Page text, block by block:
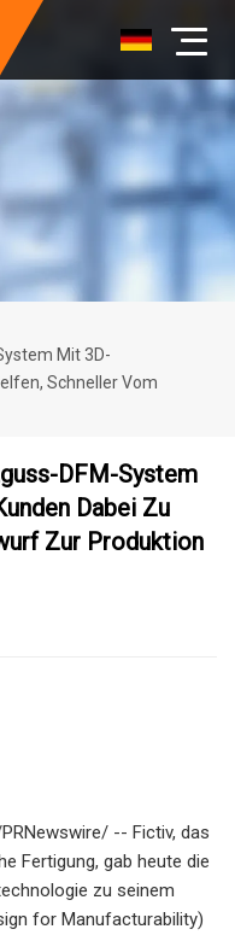
Mit 3D-
Schneller Vom
DFM-System
Dabei Zu
Zur Produktion
-- Fictiv, das
Fertigung, gab heute die
zu seinem
for Manufacturability)